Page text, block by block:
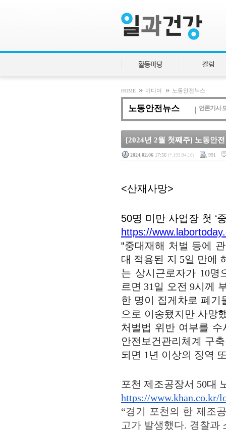
활동마당 칼럼
HOME » 미디어 » 노동안전뉴스
노동안전뉴스 언론기사
[2024년 2월 첫째주] 노동안
2024.02.06 17:56 (*.193.94.16) 991
<산재사망>
50명 미만 사업장 첫 ‘
https://
“중대재해 처벌 등에
대 적용된 지 5일 만에
는 상시근로자가 10명
르면 31일 오전 9시께
한 명이 집게차로 폐기
으로 이송됐지만 사망
처벌법 위반 여부를
안전보건관리체계 구
되면 1년 이상의 징역
포천 제조공장서 50대
https://www.khan.co.kr/
“경기 포천의 한 제조
고가 발생했다. 경찰과